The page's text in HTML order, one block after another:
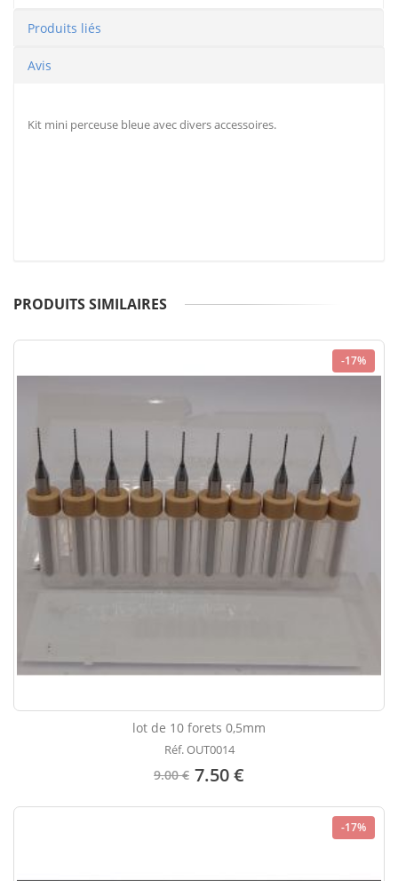
Produits liés
Avis
Kit mini perceuse bleue avec divers accessoires.
PRODUITS SIMILAIRES
-17%
lot de 10 forets 0,5mm
Réf. OUT0014
9.00 € 7.50 €
-17%